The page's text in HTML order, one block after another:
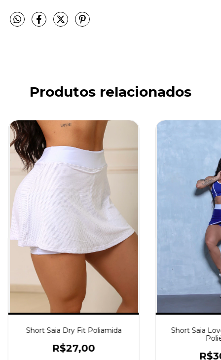
Produtos relacionados
Short Saia Dry Fit Poliamida
R$27,00
Short Saia